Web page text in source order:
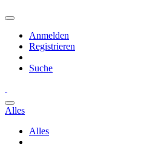
Anmelden
Registrieren
Suche
Alles
Alles